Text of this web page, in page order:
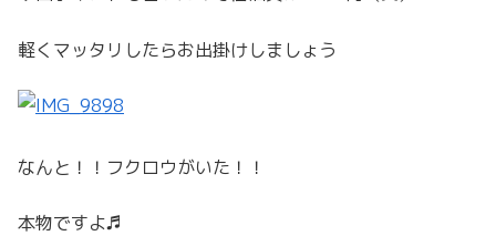
軽くマッタリしたらお出掛けしましょう
なんと！！フクロウがいた！！
本物ですよ♬